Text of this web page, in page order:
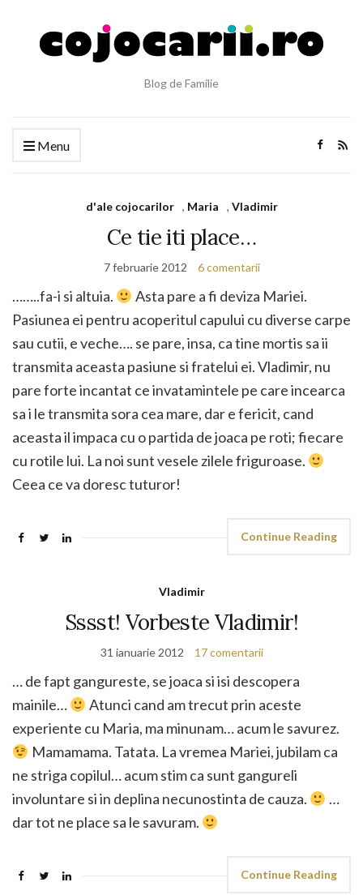
Blog de Familie
Menu
d'ale cojocarilor , Maria , Vladimir
Ce tie iti place…
7 februarie 2012 6 comentarii
……..fa-i si altuia.
Asta pare a fi deviza Mariei.
Pasiunea ei pentru acoperitul capului cu diverse carpe
sau cutii, e veche…. se pare, insa, ca tine mortis sa ii
transmita aceasta pasiune si fratelui ei. Vladimir, nu
pare forte incantat ce invatamintele pe care incearca
sa i le transmita sora cea mare, dar e fericit, cand
aceasta il impaca cu o partida de joaca pe roti; fiecare
cu rotile lui. La noi sunt vesele zilele friguroase.
Ceea ce va doresc tuturor!
Continue Reading
Vladimir
Sssst! Vorbeste Vladimir!
31 ianuarie 2012 17 comentarii
… de fapt gangureste, se joaca si isi descopera
mainile…
Atunci cand am trecut prin aceste
experiente cu Maria, ma minunam… acum le savurez.
Mamamama. Tatata. La vremea Mariei, jubilam ca
ne striga copilul… acum stim ca sunt gangureli
involuntare si in deplina necunostinta de cauza.
…
dar tot ne place sa le savuram.
Continue Reading